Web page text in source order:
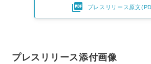
 プレスリリース原文
プレスリリース添付画像